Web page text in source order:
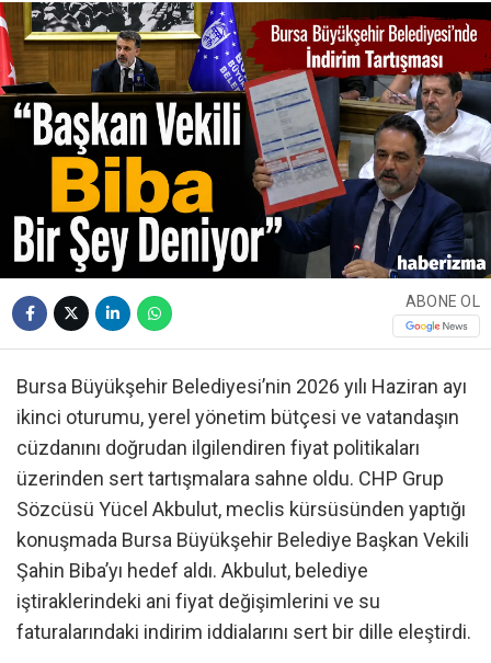
ABONE OL
Bursa Büyükşehir Belediyesi’nin 2026 yılı Haziran ayı
ikinci oturumu, yerel yönetim bütçesi ve vatandaşın
cüzdanını doğrudan ilgilendiren fiyat politikaları
üzerinden sert tartışmalara sahne oldu. CHP Grup
Sözcüsü Yücel Akbulut, meclis kürsüsünden yaptığı
konuşmada Bursa Büyükşehir Belediye Başkan Vekili
Şahin Biba’yı hedef aldı. Akbulut, belediye
iştiraklerindeki ani fiyat değişimlerini ve su
faturalarındaki indirim iddialarını sert bir dille eleştirdi.